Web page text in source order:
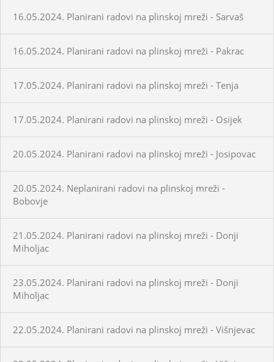
16.05.2024. Planirani radovi na plinskoj mreži - Sarvaš
16.05.2024. Planirani radovi na plinskoj mreži - Pakrac
17.05.2024. Planirani radovi na plinskoj mreži - Tenja
17.05.2024. Planirani radovi na plinskoj mreži - Osijek
20.05.2024. Planirani radovi na plinskoj mreži - Josipovac
20.05.2024. Neplanirani radovi na plinskoj mreži -
Bobovje
21.05.2024. Planirani radovi na plinskoj mreži - Donji
Miholjac
23.05.2024. Planirani radovi na plinskoj mreži - Donji
Miholjac
22.05.2024. Planirani radovi na plinskoj mreži - Višnjevac